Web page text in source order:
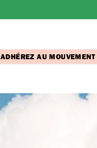
ADHÉREZ AU MOUVEMENT